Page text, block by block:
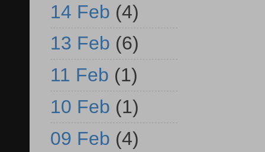
14 Feb (4)
13 Feb (6)
11 Feb (1)
10 Feb (1)
09 Feb (4)